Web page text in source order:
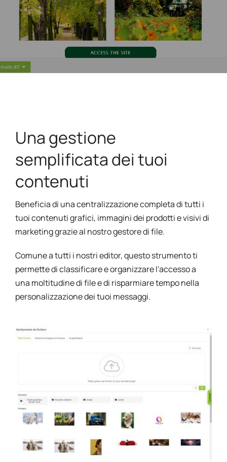
Una gestione
semplificata dei tuoi
contenuti
Beneficia di una centralizzazione completa di tutti i
tuoi contenuti grafici, immagini dei prodotti e visivi di
marketing grazie al nostro gestore di file.
Comune a tutti i nostri editor, questo strumento ti
permette di classificare e organizzare l'accesso a
una moltitudine di file e di risparmiare tempo nella
personalizzazione dei tuoi messaggi.